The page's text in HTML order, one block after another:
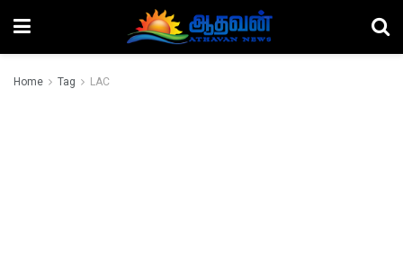
Home Tag LAC